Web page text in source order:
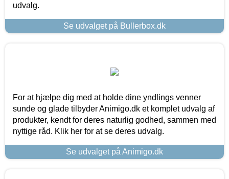
udvalg.
Se udvalget på Bullerbox.dk
For at hjælpe dig med at holde dine yndlings venner
sunde og glade tilbyder Animigo.dk et komplet udvalg af
produkter, kendt for deres naturlig godhed, sammen med
nyttige råd. Klik her for at se deres udvalg.
Se udvalget på Animigo.dk